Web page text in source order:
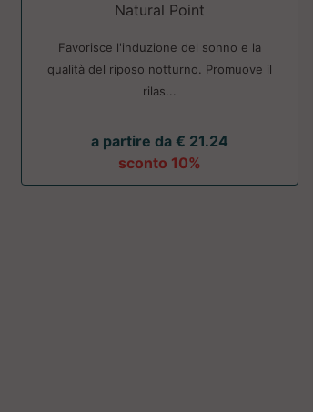
Natural Point
Favorisce l'induzione del sonno e la
qualità del riposo notturno. Promuove il
rilas...
a partire da € 21.24
sconto 10%